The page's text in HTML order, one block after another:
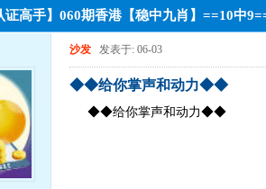
高手】060期香港【稳中九肖】==10中
沙发 发表于: 06-03
◆◆给你掌声和动力◆◆
◆◆给你掌声和动力◆◆